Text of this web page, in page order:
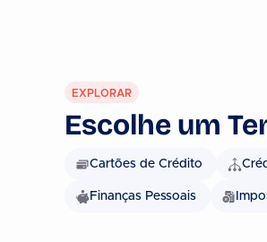
EXPLORAR
Escolhe um
Cartões de Crédito
Finanças Pessoais